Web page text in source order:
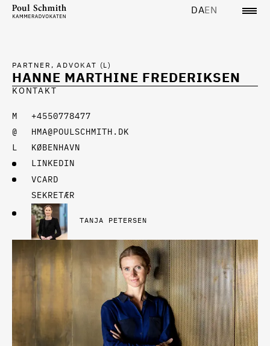
DAEN
HANNE MARTHINE FREDERIKSEN
PARTNER, ADVOKAT (L)
KONTAKT
+4550778477
HMA@POULSCHMITH.DK
KØBENHAVN
LINKEDIN
VCARD
SEKRETÆR
TANJA PETERSEN